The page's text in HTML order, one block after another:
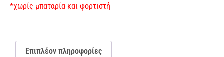
*χωρίς μπαταρία και φορτιστή
Επιπλέον πληροφορίες